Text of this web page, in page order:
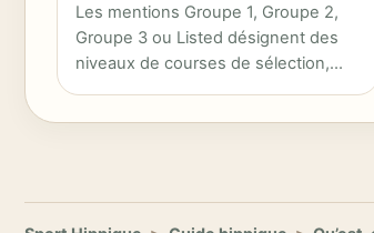
Les mentions Groupe 1, Groupe 2,
Groupe 3 ou Listed désignent des
niveaux de courses de sélection,